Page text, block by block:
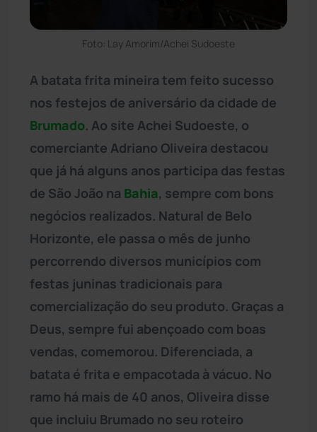
Foto: Lay Amorim/Achei Sudoeste
A batata frita mineira tem feito sucesso
nos festejos de aniversário da cidade de
Brumado. Ao site Achei Sudoeste, o
comerciante Adriano Oliveira destacou
que já há alguns anos participa das festas
de São João na Bahia, sempre com bons
negócios realizados. Natural de Belo
Horizonte, ele passa o mês de junho
percorrendo diversos municípios com
festas juninas tradicionais para
comercialização do seu produto. Graças a
Deus, sempre fui abençoado com boas
vendas, comemorou. Diferenciada, a
batata é frita e empacotada à vácuo. No
ramo há mais de 40 anos, Oliveira disse
que incluiu Brumado no seu roteiro